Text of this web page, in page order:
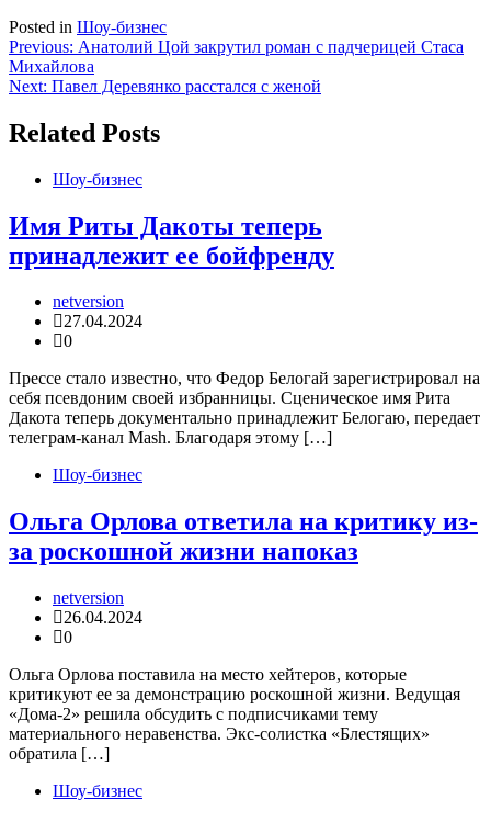
Posted in Шоу-бизнес
Навигация
по
Previous: Анатолий Цой закрутил роман с падчерицей Стаса
Михайлова
Next: Павел Деревянко расстался с женой
Related Posts
Шоу-бизнес
Имя Риты Дакоты теперь
принадлежит ее бойфренду
netversion
27.04.2024
0
Прессе стало известно, что Федор Белогай зарегистрировал на
себя псевдоним своей избранницы. Сценическое имя Рита
Дакота теперь документально принадлежит Белогаю, передает
телеграм-канал Mash. Благодаря этому […]
Шоу-бизнес
Ольга Орлова ответила на критику из-
за роскошной жизни напоказ
netversion
26.04.2024
0
Ольга Орлова поставила на место хейтеров, которые
критикуют ее за демонстрацию роскошной жизни. Ведущая
«Дома-2» решила обсудить с подписчиками тему
материального неравенства. Экс-солистка «Блестящих»
обратила […]
Шоу-бизнес